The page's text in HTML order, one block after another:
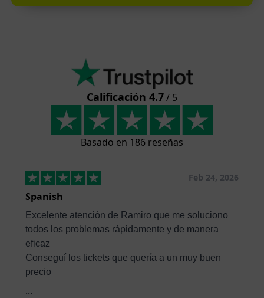
Calificación 4.7/ 5
Basado en 186 reseñas
Feb 24, 2026
Spanish
Excelente atención de Ramiro que me soluciono
todos los problemas rápidamente y de manera
eficaz
Conseguí los tickets que quería a un muy buen
precio
...